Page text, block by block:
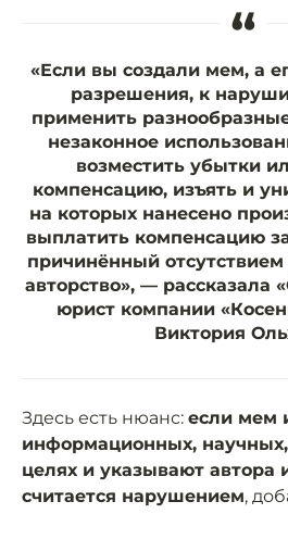
“
«Если вы создали мем, а
разрешения, к
применить
незаконное
возместить убытки
компенсацию, изъять и
на которых нанесено
выплатить компенсацию
причинённый
авторство», — рассказала
юрист компании
Виктория
Здесь есть нюанс: если мем
информационных,
целях и указывают автора
считается нарушением,